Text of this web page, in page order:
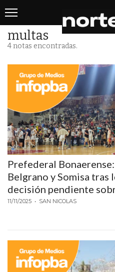
Últimas
INICIO
NOTICIAS RECIENTES
SAN NICOLAS
RAMALLO
SAN PEDRO
PROVINCIA
PAIS
ULTIMAS NOTICIAS
TEMAS DESTACADOS
multas
4 notas encontradas.
Prefederal
Belgrano y Somisa tras
decisión pendiente
11/11/2025 • SAN NICOLAS